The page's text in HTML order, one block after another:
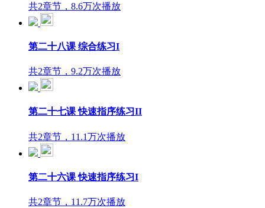
共2章节，8.6万次播放
第二十八课 综合练习I
共2章节，9.2万次播放
第二十七课 快速指序练习II
共2章节，11.1万次播放
第二十六课 快速指序练习I
共2章节，11.7万次播放